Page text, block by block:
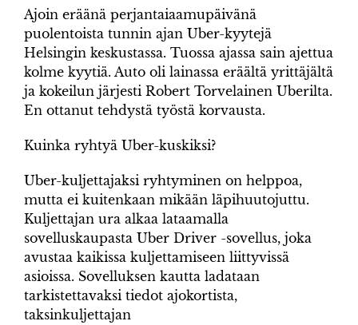
Ajoin eräänä perjantaiaamupäivänä
puolentoista tunnin ajan Uber-kyytejä
Helsingin keskustassa. Tuossa ajassa sain ajettua
kolme kyytiä. Auto oli lainassa eräältä yrittäjältä
ja kokeilun järjesti Robert Torvelainen Uberilta.
En ottanut tehdystä työstä korvausta.
Kuinka ryhtyä Uber-kuskiksi?
Uber-kuljettajaksi ryhtyminen on helppoa,
mutta ei kuitenkaan mikään läpihuutojuttu.
Kuljettajan ura alkaa lataamalla
sovelluskaupasta Uber Driver -sovellus, joka
avustaa kaikissa kuljettamiseen liittyvissä
asioissa. Sovelluksen kautta ladataan
tarkistettavaksi tiedot ajokortista,
taksinkuljettajan